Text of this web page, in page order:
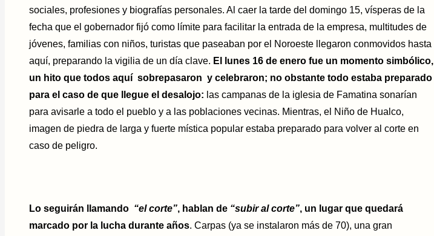
sociales, profesiones y biografías personales. Al caer la tarde del domingo 15, vísperas de la
fecha que el gobernador fijó como límite para facilitar la entrada de la empresa, multitudes de
jóvenes, familias con niños, turistas que paseaban por el Noroeste llegaron conmovidos hasta
aquí, preparando la vigilia de un día clave. El lunes 16 de enero fue un momento simbólico,
un hito que todos aquí sobrepasaron y celebraron; no obstante todo estaba preparado
para el caso de que llegue el desalojo: las campanas de la iglesia de Famatina sonarían
para avisarle a todo el pueblo y a las poblaciones vecinas. Mientras, el Niño de Hualco,
imagen de piedra de larga y fuerte mística popular estaba preparado para volver al corte en
caso de peligro.
Lo seguirán llamando “el corte”, hablan de “subir al corte”, un lugar que quedará
marcado por la lucha durante años. Carpas (ya se instalaron más de 70), una gran